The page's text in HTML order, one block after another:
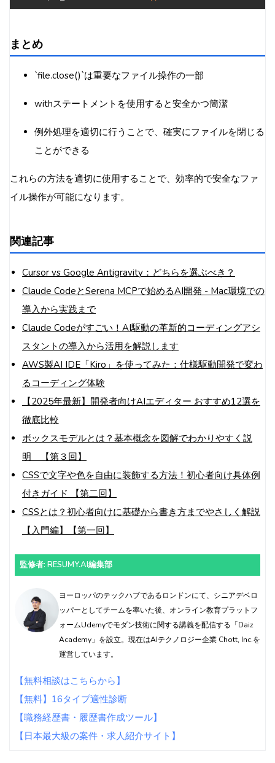
まとめ
`file.close()`は重要なファイル操作の一部
withステートメントを使用すると安全かつ簡潔
例外処理を適切に行うことで、確実にファイルを閉じる
ことができる
これらの方法を適切に使用することで、効率的で安全なファ
イル操作が可能になります。
関連記事
Cursor vs Google Antigravity：どちらを選ぶべき？
Claude CodeとSerena MCPで始めるAI開発 - Mac環境での
導入から実践まで
Claude Codeがすごい！AI駆動の革新的コーディングアシ
スタントの導入から活用を解説します
AWS製AI IDE「Kiro」を使ってみた：仕様駆動開発で変わ
るコーディング体験
【2025年最新】開発者向けAIエディター おすすめ12選を
徹底比較
ボックスモデルとは？基本概念を図解でわかりやすく説
明 【第３回】
CSSで文字や色を自由に装飾する方法！初心者向け具体例
付きガイド 【第二回】
CSSとは？初心者向けに基礎から書き方までやさしく解説
【入門編】【第一回】
監修者: RESUMY.AI編集部
ヨーロッパのテックハブであるロンドンにて、シニアデベロ
ッパーとしてチームを率いた後、オンライン教育プラットフ
ォームUdemyでモダン技術に関する講義を配信する「Daiz
Academy」を設立。現在はAIテクノロジー企業 Chott, Inc.を
運営しています。
【無料相談はこちらから】
【無料】16タイプ適性診断
【職務経歴書・履歴書作成ツール】
【日本最大級の案件・求人紹介サイト】